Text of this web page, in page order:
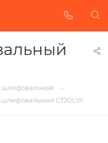
шлифовальные —
шлифовальный CT20CW